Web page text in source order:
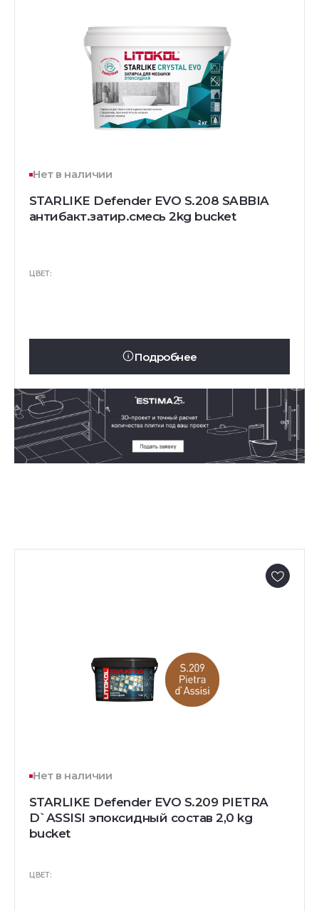
Нет в наличии
STARLIKE Defender EVO S.208 SABBIA
антибакт.затир.смесь 2kg bucket
ЦВЕТ:
Подробнее
Нет в наличии
STARLIKE Defender EVO S.209 PIETRA
D`ASSISI эпоксидный состав 2,0 kg
bucket
ЦВЕТ: